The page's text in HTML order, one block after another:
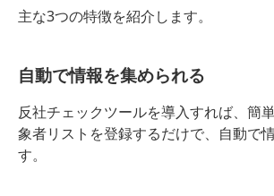
主な3つの特徴を紹介します。
自動で情報を集められる
反社チェックツールを導入すれば、簡
象者リストを登録するだけで、自動で
す。